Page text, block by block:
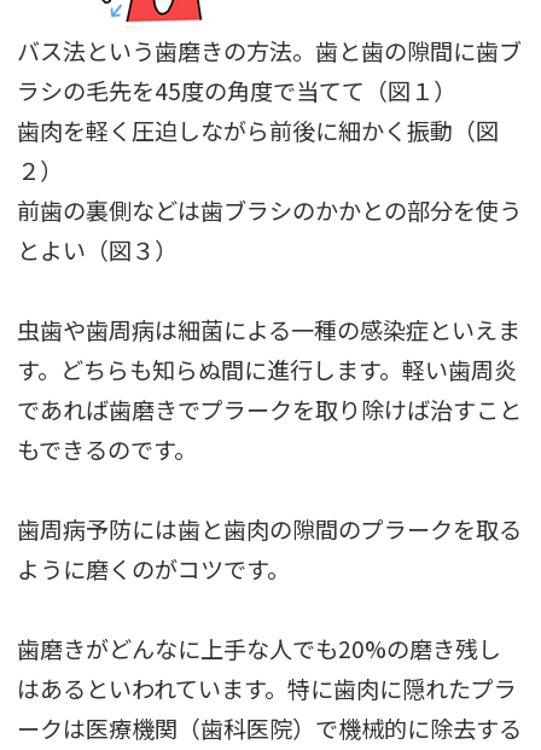
バス法という歯磨きの方法。歯と歯の隙間に歯ブ
ラシの毛先を45度の角度で当てて（図１）
歯肉を軽く圧迫しながら前後に細かく振動（図
２）
前歯の裏側などは歯ブラシのかかとの部分を使う
とよい（図３）
虫歯や歯周病は細菌による一種の感染症といえま
す。どちらも知らぬ間に進行します。軽い歯周炎
であれば歯磨きでプラークを取り除けば治すこと
もできるのです。
歯周病予防には歯と歯肉の隙間のプラークを取る
ように磨くのがコツです。
歯磨きがどんなに上手な人でも20%の磨き残し
はあるといわれています。特に歯肉に隠れたプラ
ークは医療機関（歯科医院）で機械的に除去する